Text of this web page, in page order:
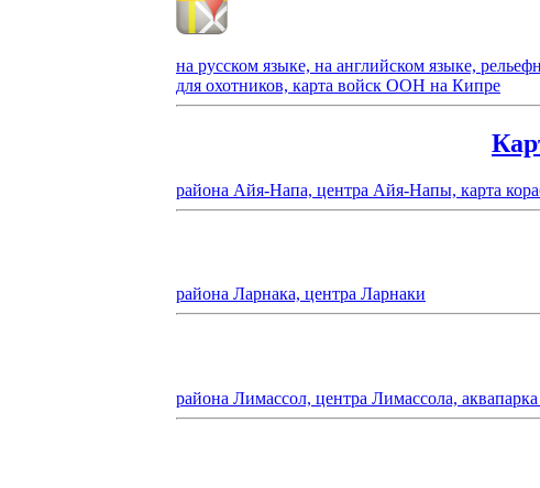
на русском языке, на английском языке,
для охотников, карта войск ООН на Кипре
района Айя-Напа, центра Айя-Напы, карта
района Ларнака, центра Ларнаки
района Лимассол, центра Лимассола,